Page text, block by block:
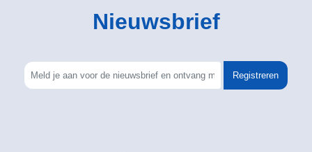
Nieuwsbrief
Registreren